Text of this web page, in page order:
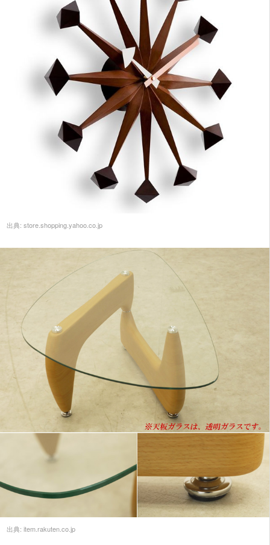
出典: store.shopping.yahoo.co.jp
出典: item.rakuten.co.jp